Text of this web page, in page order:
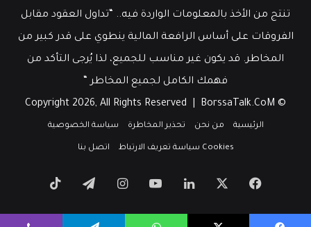
تنتج من الأخذ بالمعلومات الواردة فيه.. “تداول العقود مقابل
الفروقات على أساس الرافعة المالية ينطوي على قدر كبير من
المخاطر. قد يكون غير مناسب للجميع، لذا يُرجى التأكد من
فهمك الكامل لجميع المخاطر “
© Copyright 2026, All Rights Reserved |
BorssaTalk.CoM
الرئيسية من نحن تحذير المخاطرة سياسة الخصوصية
Cookies سياسة تعريف الارتباط اتصل بنا
فيسبوك لينكدإن ‫YouTubeانستقرامتيلقرام